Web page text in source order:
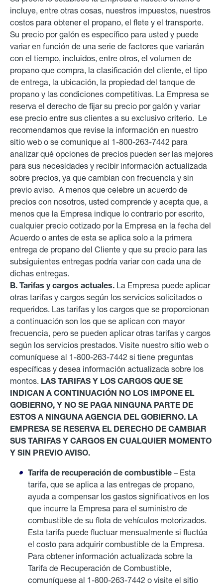
incluye, entre otras cosas, nuestros impuestos, nuestros
costos para obtener el propano, el flete y el transporte.
Su precio por galón es específico para usted y puede
variar en función de una serie de factores que variarán
con el tiempo, incluidos, entre otros, el volumen de
propano que compra, la clasificación del cliente, el tipo
de entrega, la ubicación, la propiedad del tanque de
propano y las condiciones competitivas. La Empresa se
reserva el derecho de fijar su precio por galón y variar
ese precio entre sus clientes a su exclusivo criterio. Le
recomendamos que revise la información en nuestro
sitio web o se comunique al 1-800-263-7442 para
analizar qué opciones de precios pueden ser las mejores
para sus necesidades y recibir información actualizada
sobre precios, ya que cambian con frecuencia y sin
previo aviso. A menos que celebre un acuerdo de
precios con nosotros, usted comprende y acepta que, a
menos que la Empresa indique lo contrario por escrito,
cualquier precio cotizado por la Empresa en la fecha del
Acuerdo o antes de esta se aplica solo a la primera
entrega de propano del Cliente y que su precio para las
subsiguientes entregas podría variar con cada una de
dichas entregas.
B. Tarifas y cargos actuales. La Empresa puede aplicar
otras tarifas y cargos según los servicios solicitados o
requeridos. Las tarifas y los cargos que se proporcionan
a continuación son los que se aplican con mayor
frecuencia, pero se pueden aplicar otras tarifas y cargos
según los servicios prestados. Visite nuestro sitio web o
comuníquese al 1-800-263-7442 si tiene preguntas
específicas y desea información actualizada sobre los
montos. LAS TARIFAS Y LOS CARGOS QUE SE
INDICAN A CONTINUACIÓN NO LOS IMPONE EL
GOBIERNO, Y NO SE PAGA NINGUNA PARTE DE
ESTOS A NINGUNA AGENCIA DEL GOBIERNO. LA
EMPRESA SE RESERVA EL DERECHO DE CAMBIAR
SUS TARIFAS Y CARGOS EN CUALQUIER MOMENTO
Y SIN PREVIO AVISO.
Tarifa de recuperación de combustible – Esta
tarifa, que se aplica a las entregas de propano,
ayuda a compensar los gastos significativos en los
que incurre la Empresa para el suministro de
combustible de su flota de vehículos motorizados.
Esta tarifa puede fluctuar mensualmente si fluctúa
el costo para adquirir combustible de la Empresa.
Para obtener información actualizada sobre la
Tarifa de Recuperación de Combustible,
comuníquese al 1-800-263-7442 o visite el sitio